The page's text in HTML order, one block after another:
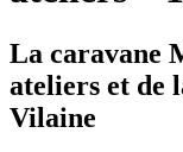
La caravane
ateliers et de
Vilaine